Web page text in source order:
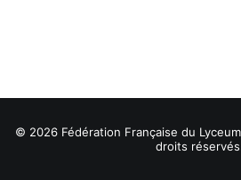
© 2026 Fédération Française du
droits